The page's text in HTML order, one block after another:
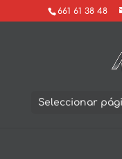
661 61 38 48
Seleccionar